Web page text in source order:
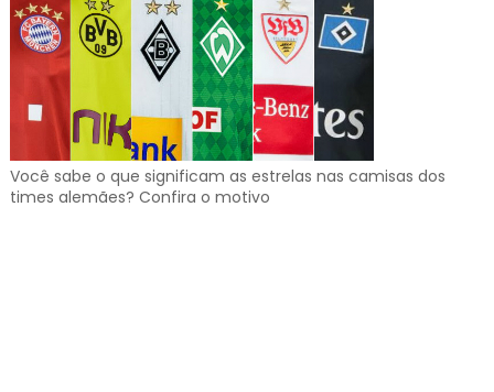
Você sabe o que significam as estrelas nas camisas dos
times alemães? Confira o motivo